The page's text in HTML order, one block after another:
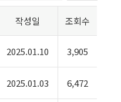
작성일 조회수
2025.01.10 3,905
2025.01.03 6,472